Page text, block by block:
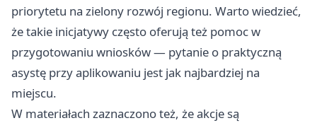
priorytetu na zielony rozwój regionu. Warto wiedzieć,
że takie inicjatywy często oferują też pomoc w
przygotowaniu wniosków — pytanie o praktyczną
asystę przy aplikowaniu jest jak najbardziej na
miejscu.
W materiałach zaznaczono też, że akcje są